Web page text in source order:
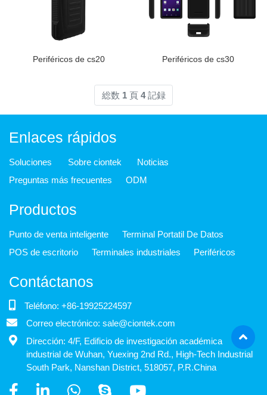
Periféricos de cs20 Periféricos de cs30
総数 1頁 4記録
Enlaces rápidos
Soluciones Sobre ciontek
Noticias
Preguntas más frecuentes
ODM
Productos
Punto de venta inteligente
Terminal Portatil De Datos
POS de escritorio
Terminales industriales Periféricos
Contáctanos
Teléfono: +86-19925224597
Correo electrónico: sale@ciontek.com
Dirección: 4/F, Edificio de investigación académica
industrial de Wuhan, Yuexing 2nd Rd., High-Tech Industrial
South Park, Nanshan District, 518057, P.R.China